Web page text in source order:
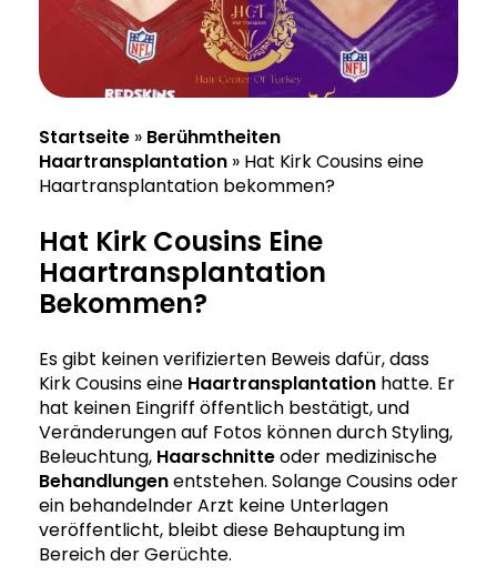
Startseite » Berühmtheiten
Haartransplantation » Hat Kirk Cousins eine
Haartransplantation bekommen?
Hat Kirk Cousins Eine
Haartransplantation
Bekommen?
Es gibt keinen verifizierten Beweis dafür, dass
Kirk Cousins eine Haartransplantation hatte. Er
hat keinen Eingriff öffentlich bestätigt, und
Veränderungen auf Fotos können durch Styling,
Beleuchtung, Haarschnitteoder medizinische
Behandlungenentstehen. Solange Cousins oder
ein behandelnder Arzt keine Unterlagen
veröffentlicht, bleibt diese Behauptung im
Bereich der Gerüchte.